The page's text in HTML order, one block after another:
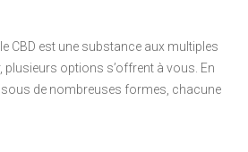
CBD est une substance aux multiples
plusieurs options s’offrent à vous. En
sous de nombreuses formes, chacune